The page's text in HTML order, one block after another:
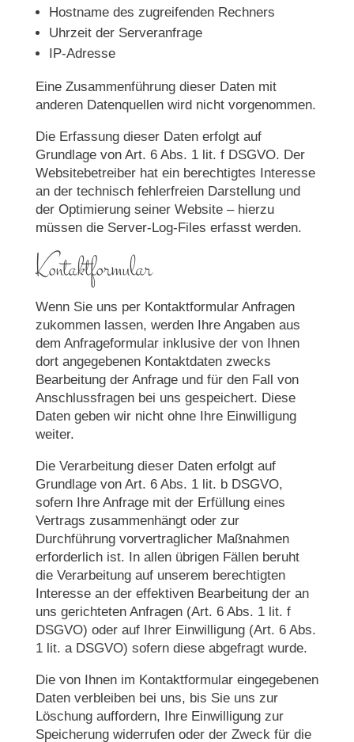
Hostname des zugreifenden Rechners
Uhrzeit der Serveranfrage
IP-Adresse
Eine Zusammenführung dieser Daten mit
anderen Datenquellen wird nicht vorgenommen.
Die Erfassung dieser Daten erfolgt auf
Grundlage von Art. 6 Abs. 1 lit. f DSGVO. Der
Websitebetreiber hat ein berechtigtes Interesse
an der technisch fehlerfreien Darstellung und
der Optimierung seiner Website – hierzu
müssen die Server-Log-Files erfasst werden.
Kontaktformular
Wenn Sie uns per Kontaktformular Anfragen
zukommen lassen, werden Ihre Angaben aus
dem Anfrageformular inklusive der von Ihnen
dort angegebenen Kontaktdaten zwecks
Bearbeitung der Anfrage und für den Fall von
Anschlussfragen bei uns gespeichert. Diese
Daten geben wir nicht ohne Ihre Einwilligung
weiter.
Die Verarbeitung dieser Daten erfolgt auf
Grundlage von Art. 6 Abs. 1 lit. b DSGVO,
sofern Ihre Anfrage mit der Erfüllung eines
Vertrags zusammenhängt oder zur
Durchführung vorvertraglicher Maßnahmen
erforderlich ist. In allen übrigen Fällen beruht
die Verarbeitung auf unserem berechtigten
Interesse an der effektiven Bearbeitung der an
uns gerichteten Anfragen (Art. 6 Abs. 1 lit. f
DSGVO) oder auf Ihrer Einwilligung (Art. 6 Abs.
1 lit. a DSGVO) sofern diese abgefragt wurde.
Die von Ihnen im Kontaktformular eingegebenen
Daten verbleiben bei uns, bis Sie uns zur
Löschung auffordern, Ihre Einwilligung zur
Speicherung widerrufen oder der Zweck für die